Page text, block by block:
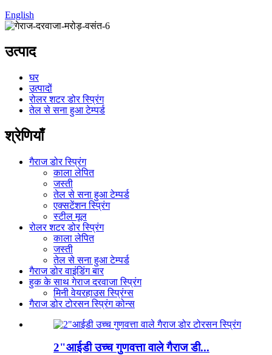
English
उत्पाद
घर
उत्पादों
रोलर शटर डोर स्प्रिंग
तेल से सना हुआ टेम्पर्ड
श्रेणियाँ
गैराज डोर स्प्रिंग
काला लेपित
जस्ती
तेल से सना हुआ टेम्पर्ड
एक्सटेंशन स्प्रिंग
स्टील मूल
रोलर शटर डोर स्प्रिंग
काला लेपित
जस्ती
तेल से सना हुआ टेम्पर्ड
गैराज डोर वाइंडिंग बार
हुक के साथ गेराज दरवाजा स्प्रिंग
मिनी वेयरहाउस स्प्रिंग्स
गैराज डोर टोरसन स्प्रिंग कोन्स
2"आईडी उच्च गुणवत्ता वाले गैराज डी...